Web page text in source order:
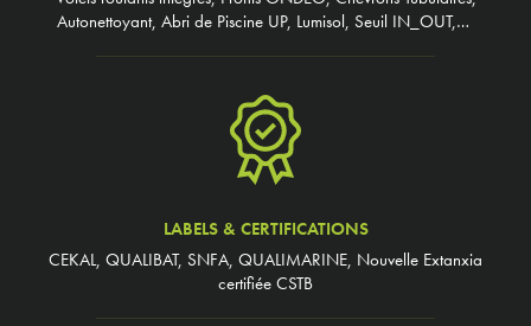
Autonettoyant, Abri de Piscine UP, Lumisol, Seuil IN_OUT,…
LABELS & CERTIFICATIONS
CEKAL, QUALIBAT, SNFA, QUALIMARINE, Nouvelle Extanxia
certifiée CSTB